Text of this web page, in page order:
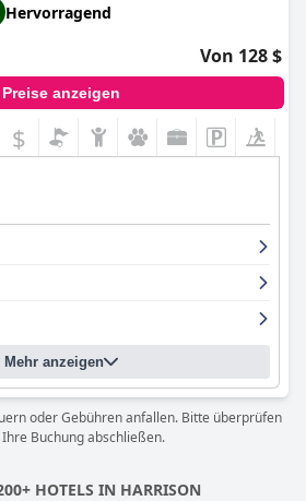
Hervorragend
Von 128 $
Preise anzeigen
$
Mehr anzeigen
oder Gebühren anfallen. Bitte überprüfen
Buchung abschließen.
HOTELS IN HARRISON